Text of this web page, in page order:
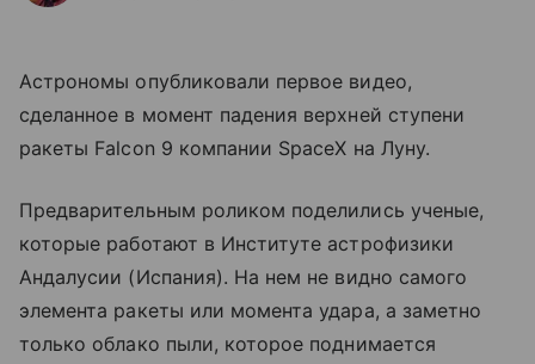
Астрономы опубликовали первое видео,
сделанное в момент падения верхней ступени
ракеты Falcon 9 компании SpaceX на Луну.
Предварительным роликом поделились ученые,
которые работают в Институте астрофизики
Андалусии (Испания). На нем не видно самого
элемента ракеты или момента удара, а заметно
только облако пыли, которое поднимается